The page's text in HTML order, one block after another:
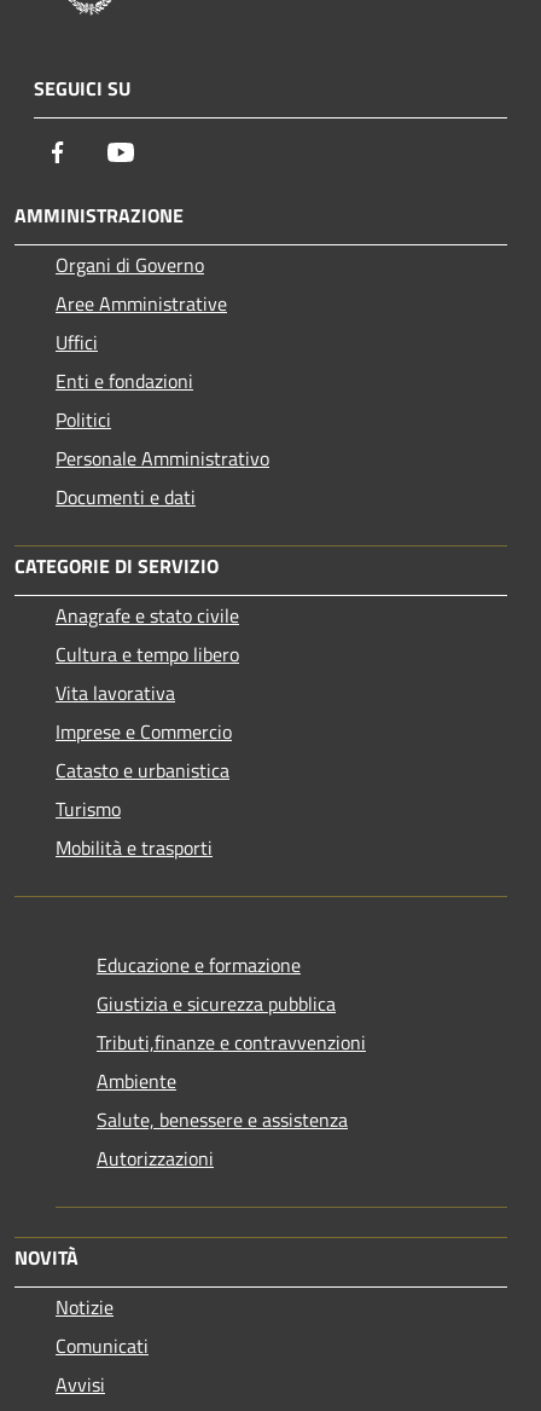
SEGUICI SU
Facebook
AMMINISTRAZIONE
Organi di Governo
Aree Amministrative
Uffici
Enti e fondazioni
Politici
Personale Amministrativo
Documenti e dati
CATEGORIE DI SERVIZIO
Anagrafe e stato civile
Cultura e tempo libero
Vita lavorativa
Imprese e Commercio
Catasto e urbanistica
Turismo
Mobilità e trasporti
Educazione e formazione
Giustizia e sicurezza pubblica
Tributi,finanze e contravvenzioni
Ambiente
Salute, benessere e assistenza
Autorizzazioni
NOVITÀ
Notizie
Comunicati
Avvisi